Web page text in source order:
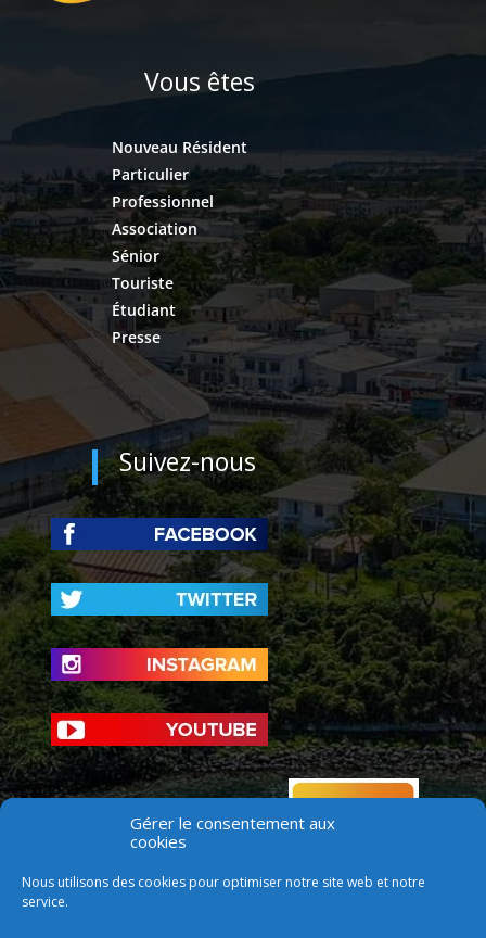
Gérer le consentement aux
cookies
Nous utilisons des cookies pour optimiser notre site web et notre
service.
Vous êtes
Nouveau Résident
Particulier
Professionnel
Association
Sénior
Touriste
Étudiant
Presse
Suivez-nous